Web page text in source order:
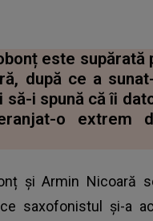
este supărată
după ce a
să-i spună că îi
o extrem
și Armin Nicoară
saxofonistul și-a